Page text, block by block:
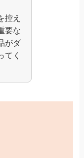
控え
要な
がダ
てく